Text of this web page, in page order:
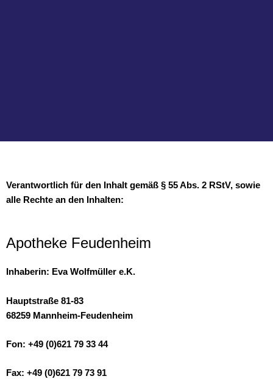
Verantwortlich für den Inhalt gemäß § 55 Abs. 2 RStV, sowie
alle Rechte an den Inhalten:
Apotheke Feudenheim
Inhaberin: Eva Wolfmüller e.K.
Hauptstraße 81-83
68259 Mannheim-Feudenheim
Fon: +49 (0)621 79 33 44
Fax: +49 (0)621 79 73 91